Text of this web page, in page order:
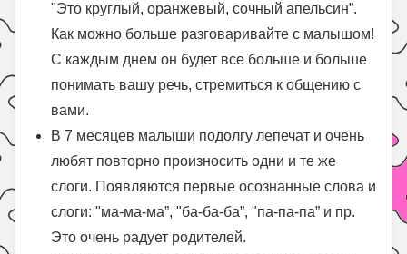
"Это круглый, оранжевый, сочный апельсин”.
Как можно больше разговаривайте с малышом!
С каждым днем он будет все больше и больше
понимать вашу речь, стремиться к общению с
вами.
В 7 месяцев малыши подолгу лепечат и очень
любят повторно произносить одни и те же
слоги. Появляются первые осознанные слова и
слоги: "ма-ма-ма”, "ба-ба-ба”, "па-па-па” и пр.
Это очень радует родителей.